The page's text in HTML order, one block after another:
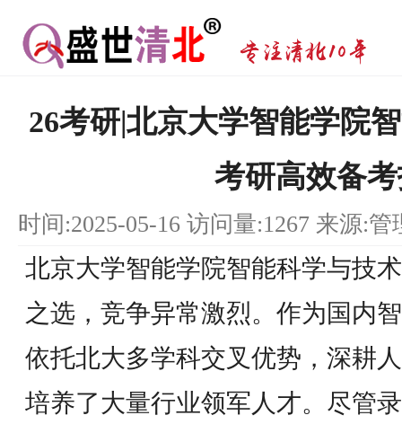
26考研|北京大学智能学院
考研高效备
时间:2025-05-16 访问量:1267 来源:管
北京大学智能学院智能科学与技
之选，竞争异常激烈。作为国内
依托北大多学科交叉优势，深耕
培养了大量行业领军人才。尽管